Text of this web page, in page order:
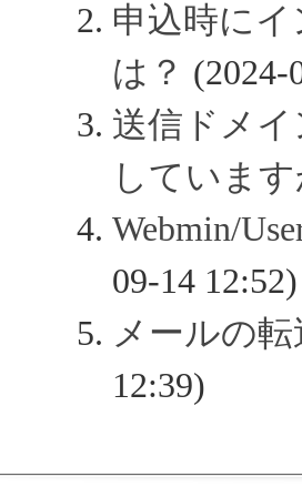
申込時に
は？ (2024-
送信ドメイ
していま
Webmin/
09-14 12:52)
メールの
12:39)